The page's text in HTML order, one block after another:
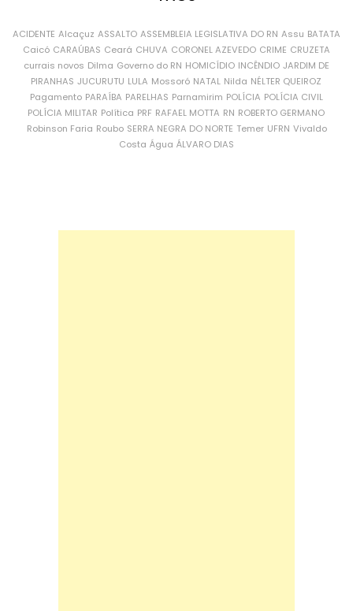
ACIDENTE Alcaçuz ASSALTO ASSEMBLEIA LEGISLATIVA DO RN Assu BATATA
Caicó CARAÚBAS Ceará CHUVA CORONEL AZEVEDO CRIME CRUZETA
currais novos Dilma Governo do RN HOMICÍDIO INCÊNDIO JARDIM DE
PIRANHAS JUCURUTU LULA Mossoró NATAL Nilda NÉLTER QUEIROZ
Pagamento PARAÍBA PARELHAS Parnamirim POLÍCIA POLÍCIA CIVIL
POLÍCIA MILITAR Política PRF RAFAEL MOTTA RN ROBERTO GERMANO
Robinson Faria Roubo SERRA NEGRA DO NORTE Temer UFRN Vivaldo
Costa Água ÁLVARO DIAS